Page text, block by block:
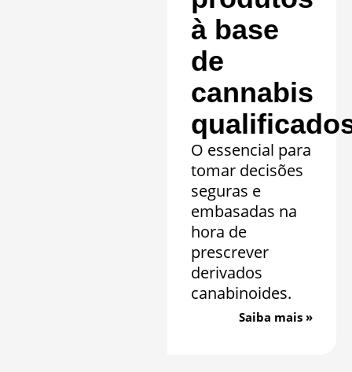
à base
de
cannabis
O essencial para
tomar decisões
seguras e
embasadas na
hora de
prescrever
derivados
canabinoides.
Saiba mais »